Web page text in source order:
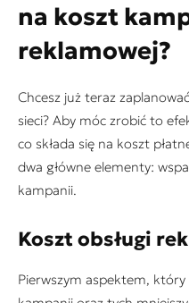
na koszt
reklamowej?
Chcesz już teraz
sieci? Aby móc zrobić to
co składa się na koszt
dwa główne elementy:
kampanii.
Koszt obsługi
Pierwszym aspektem, który